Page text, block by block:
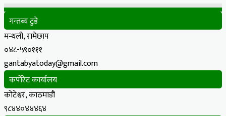
गन्तब्य टुडे
मन्थली, रामेछाप
०४८-५९०१११
gantabyatoday@gmail.com
कर्पोरेट कार्यालय
कोटेश्वर, काठमाडौं
९८४४०४४४६४